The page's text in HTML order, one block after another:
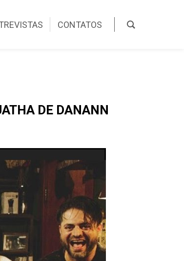
CONTATOS
DE DANANN